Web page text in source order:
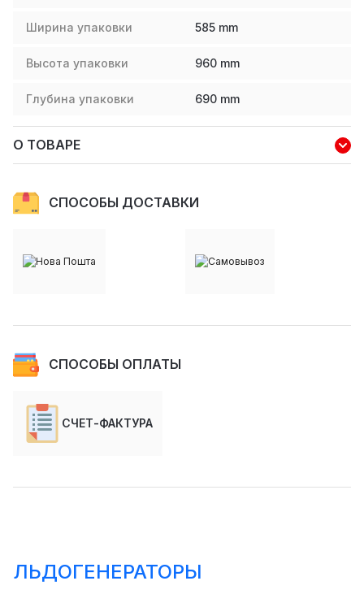
Ширина упаковки 585 mm
Высота упаковки 960 mm
Глубина упаковки 690 mm
О ТОВАРЕ
СПОСОБЫ ДОСТАВКИ
СПОСОБЫ ОПЛАТЫ
СЧЕТ-ФАКТУРА
ЛЬДОГЕНЕРАТОРЫ